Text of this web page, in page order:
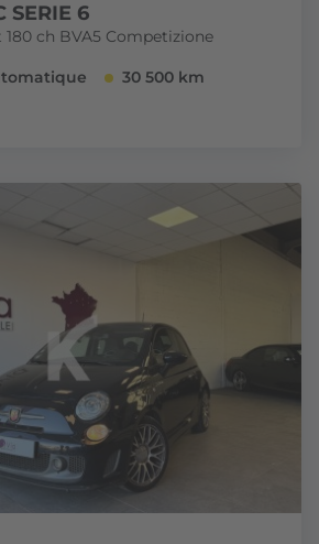
SERIE 6
180 ch BVA5 Competizione
30 500 km